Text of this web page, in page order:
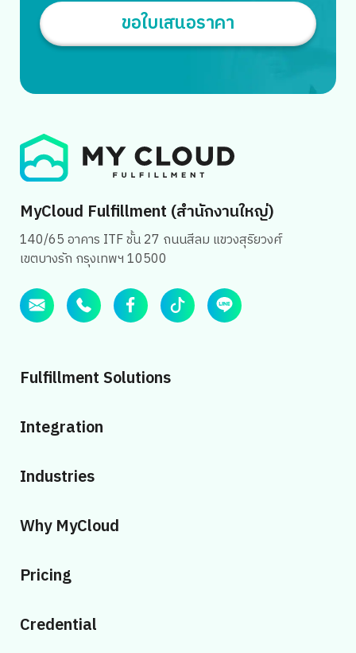
Search
ขอใบเสนอราคา
MyCloud Fulfillment (สำนักงานใหญ่)
140/65 อาคาร ITF ชั้น 27 ถนนสีลม แขวงสุริยวงศ์
เขตบางรัก กรุงเทพฯ 10500
Fulfillment Solutions
Integration
Industries
Why MyCloud
Pricing
Credential